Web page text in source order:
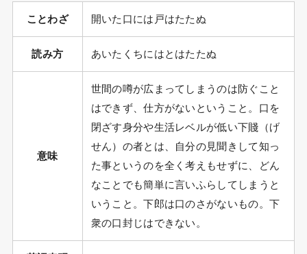
ことわざ 開いた口には戸はたたぬ
読み方 あいたくちにはとはたたぬ
意味
世間の噂が広まってしまうのは防ぐこと
はできず、仕方がないということ。口を
閉ざす身分や生活レベルが低い下賤（げ
せん）の者とは、自分の見聞きして知っ
た事というのを全く考えもせずに、どん
なことでも簡単に言いふらしてしまうと
いうこと。下郎は口のさがないもの。下
衆の口封じはできない。